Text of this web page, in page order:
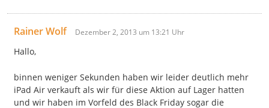
Rainer Wolf Dezember 2, 2013 um 13:21 Uhr
Hallo,
binnen weniger Sekunden haben wir leider deutlich mehr
iPad Air verkauft als wir für diese Aktion auf Lager hatten
und wir haben im Vorfeld des Black Friday sogar die